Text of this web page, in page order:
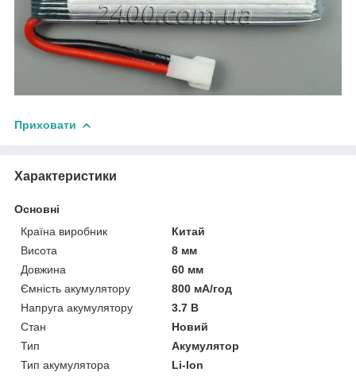
Приховати
Характеристики
Основні
Країна виробник
Китай
Висота
8 мм
Довжина
60 мм
Ємність акумулятору
800 мА/год
Напруга акумулятору
3.7 В
Стан
Новий
Тип
Акумулятор
Тип акумулятора
Li-Ion